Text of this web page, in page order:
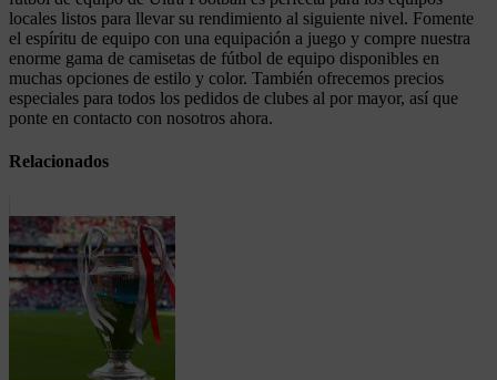
locales listos para llevar su rendimiento al siguiente nivel. Fomente
el espíritu de equipo con una equipación a juego y compre nuestra
enorme gama de camisetas de fútbol de equipo disponibles en
muchas opciones de estilo y color. También ofrecemos precios
especiales para todos los pedidos de clubes al por mayor, así que
ponte en contacto con nosotros ahora.
Relacionados